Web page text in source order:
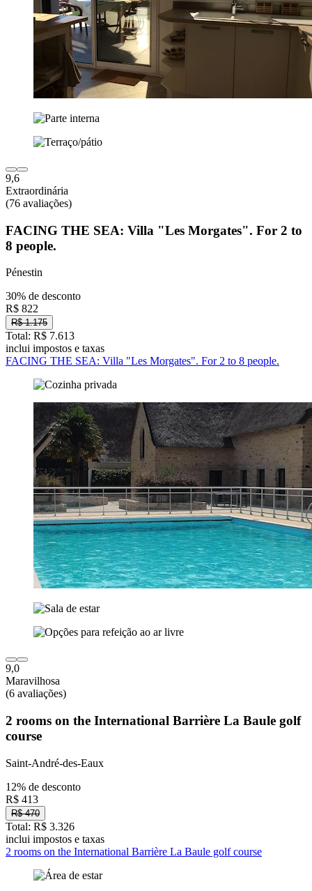
9,6
Extraordinária
(76 avaliações)
FACING THE SEA: Villa "Les Morgates". For 2 to
8 people.
Pénestin
30% de desconto
R$ 822
R$ 1.175
Total: R$ 7.613
inclui impostos e taxas
FACING THE SEA: Villa "Les Morgates". For 2 to 8 people.
9,0
Maravilhosa
(6 avaliações)
2 rooms on the International Barrière La Baule golf
course
Saint-André-des-Eaux
12% de desconto
R$ 413
R$ 470
Total: R$ 3.326
inclui impostos e taxas
2 rooms on the International Barrière La Baule golf course